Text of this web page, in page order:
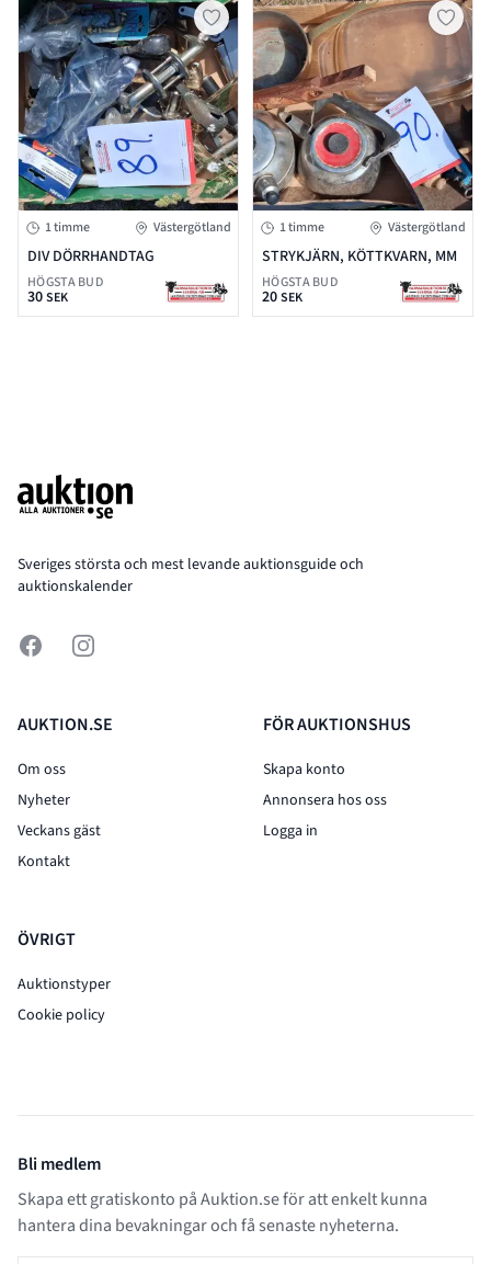
1 timme Västergötland
DIV DÖRRHANDTAG
HÖGSTA BUD
30SEK
1 timme Västergötland
STRYKJÄRN, KÖTTKVARN, MM
HÖGSTA BUD
20SEK
Sveriges största och mest levande auktionsguide och
auktionskalender
FacebookInstagram
AUKTION.SE
Om oss
Nyheter
Veckans gäst
Kontakt
ÖVRIGT
Auktionstyper
Cookie policy
FÖR AUKTIONSHUS
Skapa konto
Annonsera hos oss
Logga in
Bli medlem
Skapa ett gratiskonto på Auktion.se för att enkelt kunna
hantera dina bevakningar och få senaste nyheterna.